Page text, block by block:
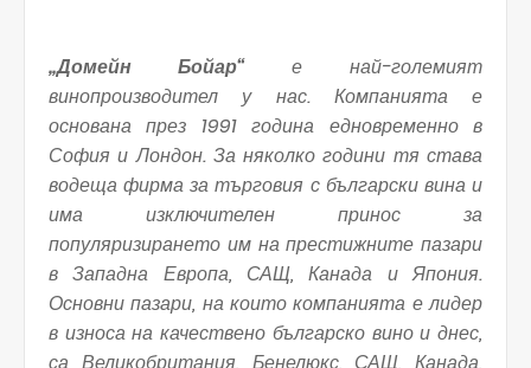
„Домейн Бойар“е най-големият
винопроизводител у нас. Компанията е
основана през 1991 година едновременно в
София и Лондон. За няколко години тя става
водеща фирма за търговия с български вина и
има изключителен принос за
популяризирането им на престижните пазари
в Западна Европа, САЩ, Канада и Япония.
Основни пазари, на които компанията е лидер
в износа на качествено българско вино и днес,